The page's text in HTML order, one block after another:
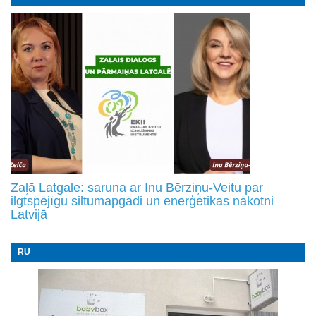
Zaļā Latgale: saruna ar Inu Bērziņu-Veitu par
ilgtspējīgu siltumapgādi un enerģētikas nākotni
Latvijā
RU